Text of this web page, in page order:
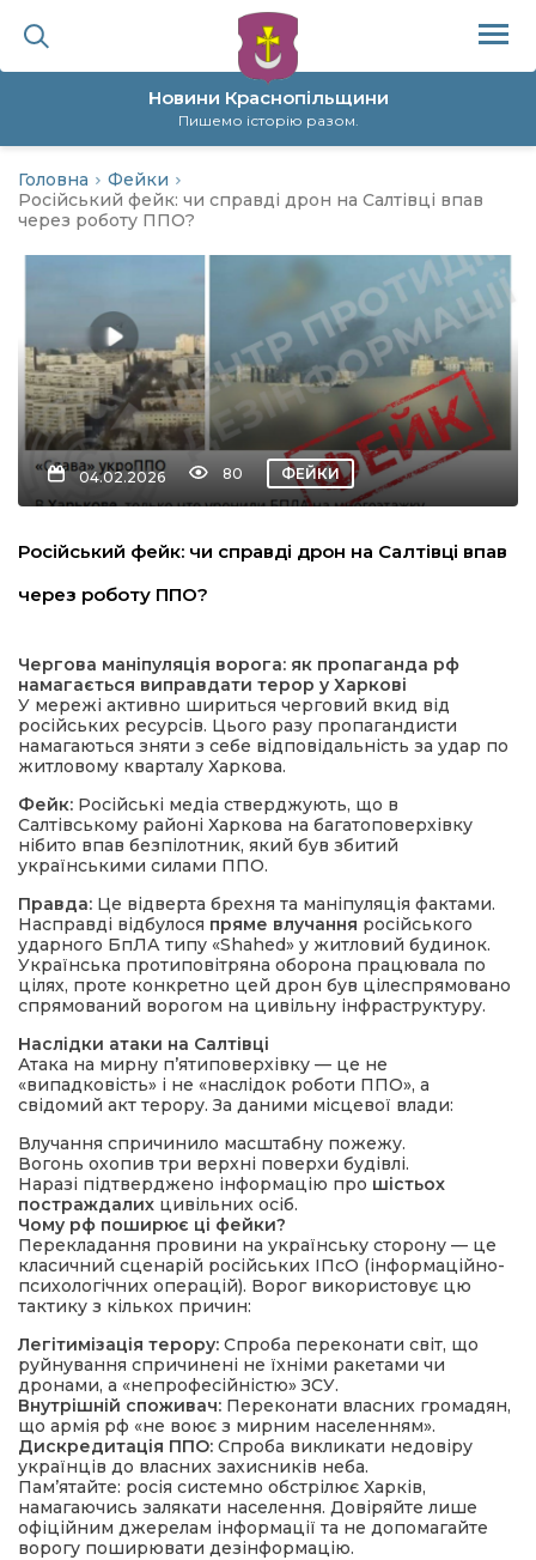
Новини Краснопільщини
Пишемо історію разом.
політика
Головна
Фейки
Російський фейк: чи справді дрон на Салтівці впав
через роботу ППО?
04.02.2026 80 ФЕЙКИ
Російський фейк: чи справді дрон на Салтівці впав
через роботу ППО?
Чергова маніпуляція ворога: як пропаганда рф
намагається виправдати терор у Харкові
У мережі активно шириться черговий вкид від
російських ресурсів. Цього разу пропагандисти
намагаються зняти з себе відповідальність за удар по
житловому кварталу Харкова.
Фейк: Російські медіа стверджують, що в
Салтівському районі Харкова на багатоповерхівку
нібито впав безпілотник, який був збитий
українськими силами ППО.
Правда: Це відверта брехня та маніпуляція фактами.
Насправді відбулося пряме влучання російського
ударного БпЛА типу «Shahed» у житловий будинок.
Українська протиповітряна оборона працювала по
цілях, проте конкретно цей дрон був цілеспрямовано
спрямований ворогом на цивільну інфраструктуру.
Наслідки атаки на Салтівці
Атака на мирну п’ятиповерхівку — це не
«випадковість» і не «наслідок роботи ППО», а
свідомий акт терору. За даними місцевої влади:
Влучання спричинило масштабну пожежу.
Вогонь охопив три верхні поверхи будівлі.
Наразі підтверджено інформацію про шістьох
постраждалих цивільних осіб.
Чому рф поширює ці фейки?
Перекладання провини на українську сторону — це
класичний сценарій російських ІПсО (інформаційно-
психологічних операцій). Ворог використовує цю
тактику з кількох причин:
Легітимізація терору: Спроба переконати світ, що
руйнування спричинені не їхніми ракетами чи
дронами, а «непрофесійністю» ЗСУ.
Внутрішній споживач: Переконати власних громадян,
що армія рф «не воює з мирним населенням».
Дискредитація ППО: Спроба викликати недовіру
українців до власних захисників неба.
Пам’ятайте: росія системно обстрілює Харків,
намагаючись залякати населення. Довіряйте лише
офіційним джерелам інформації та не допомагайте
ворогу поширювати дезінформацію.